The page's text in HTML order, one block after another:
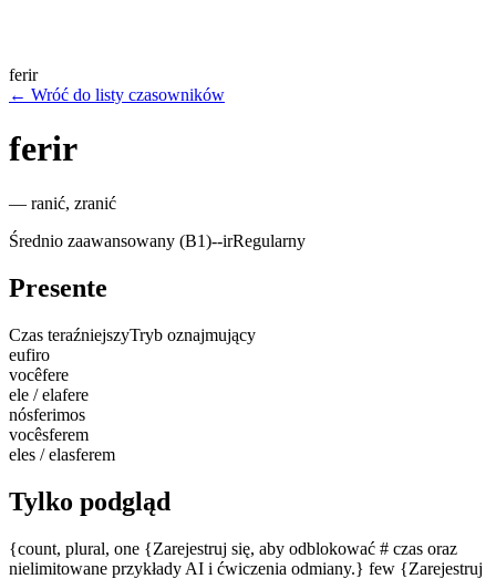
ferir
← Wróć do listy czasowników
ferir
— ranić, zranić
Średnio zaawansowany (B1)--irRegularny
Presente
Czas teraźniejszyTryb oznajmujący
eufiro
vocêfere
ele / elafere
nósferimos
vocêsferem
eles / elasferem
Tylko podgląd
{count, plural, one {Zarejestruj się, aby odblokować # czas oraz
nielimitowane przykłady AI i ćwiczenia odmiany.} few {Zarejestruj